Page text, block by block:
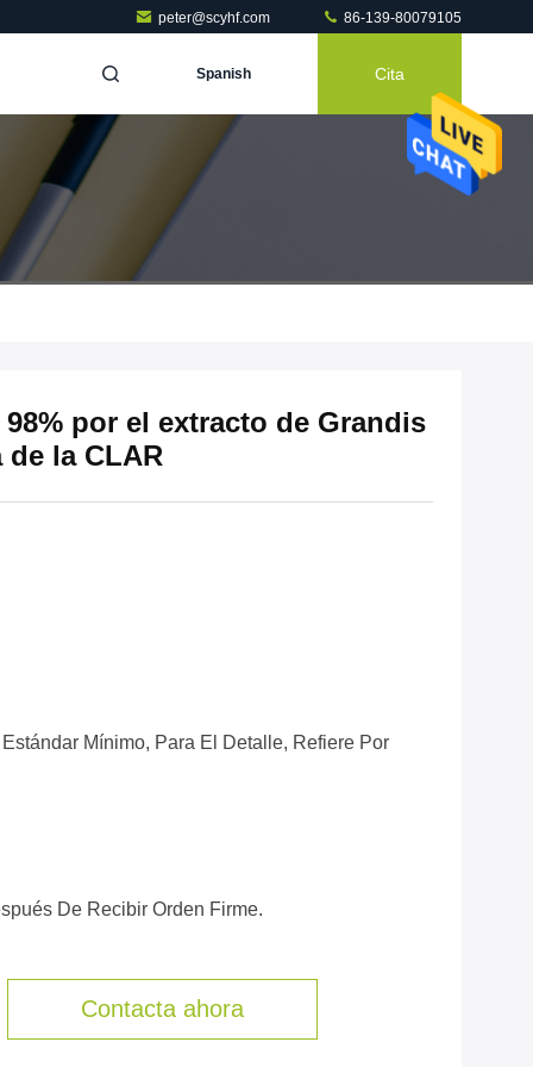
peter@scyhf.com 86-139-80079105
Spanish Cita
por el extracto de Grandis
la CLAR
Mínimo, Para El Detalle, Refiere Por
De Recibir Orden Firme.
Contacta ahora